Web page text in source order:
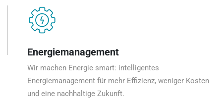
Energiemanagement
Wir machen Energie smart: intelligentes
Energiemanagement für mehr Effizienz, weniger Kosten
und eine nachhaltige Zukunft.